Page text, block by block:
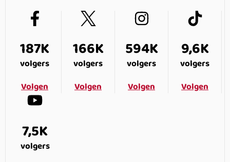
187K
volgers
Volgen
166K
volgers
Volgen
594K
volgers
Volgen
9,6K
volgers
Volgen
7,5K
volgers